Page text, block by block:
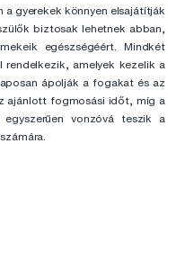
gyerekek könnyen elsajátítják
biztosak lehetnek abban,
egészségéért. Mindkét
amelyek kezelik a
ápolják a fogakat és az
ajánlott fogmosási időt, míg a
vonzóvá teszik a